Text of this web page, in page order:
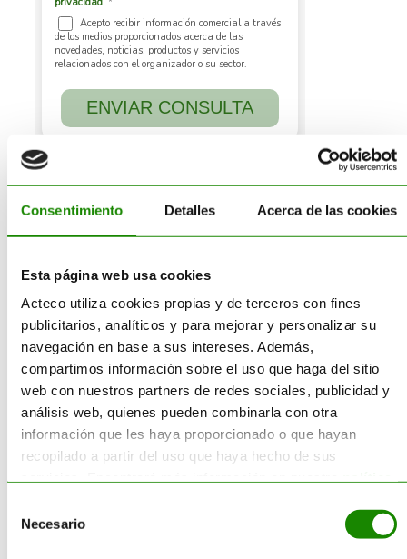
Consentimiento Detalles Acerca de las cookies
Esta página web usa cookies
Acteco utiliza cookies propias y de terceros con fines
publicitarios, analíticos y para mejorar y personalizar su
navegación en base a sus intereses. Además,
compartimos información sobre el uso que haga del sitio
web con nuestros partners de redes sociales, publicidad y
análisis web, quienes pueden combinarla con otra
información que les haya proporcionado o que hayan
recopilado a partir del uso que haya hecho de sus
Necesario
Buscar
Buscar: